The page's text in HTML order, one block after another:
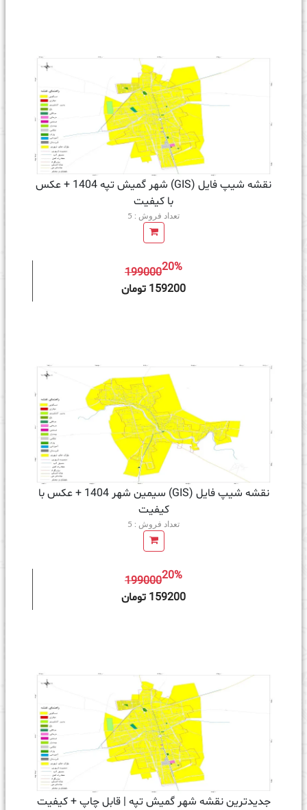
نقشه شیپ فایل (GIS) شهر گمیش تپه 1404 + عکس
با کیفیت
تعداد فروش : 5
19900020%
159200 تومان
نقشه شیپ فایل (GIS) سیمین شهر 1404 + عکس با
کیفیت
تعداد فروش : 5
19900020%
159200 تومان
جدیدترین نقشه شهر گمیش تپه | قابل چاپ + کیفیت